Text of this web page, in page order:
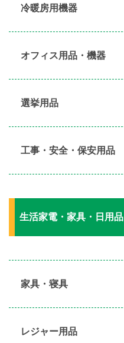
冷暖房用機器​
オフィス用品・機器​
選挙用品
工事・安全・保安用品
生活家電・家具・日用品
家具・寝具​
レジャー用品